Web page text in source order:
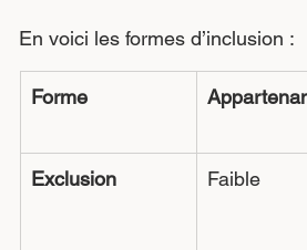
En voici les formes d’inclusion :
Forme
Exclusion Faible